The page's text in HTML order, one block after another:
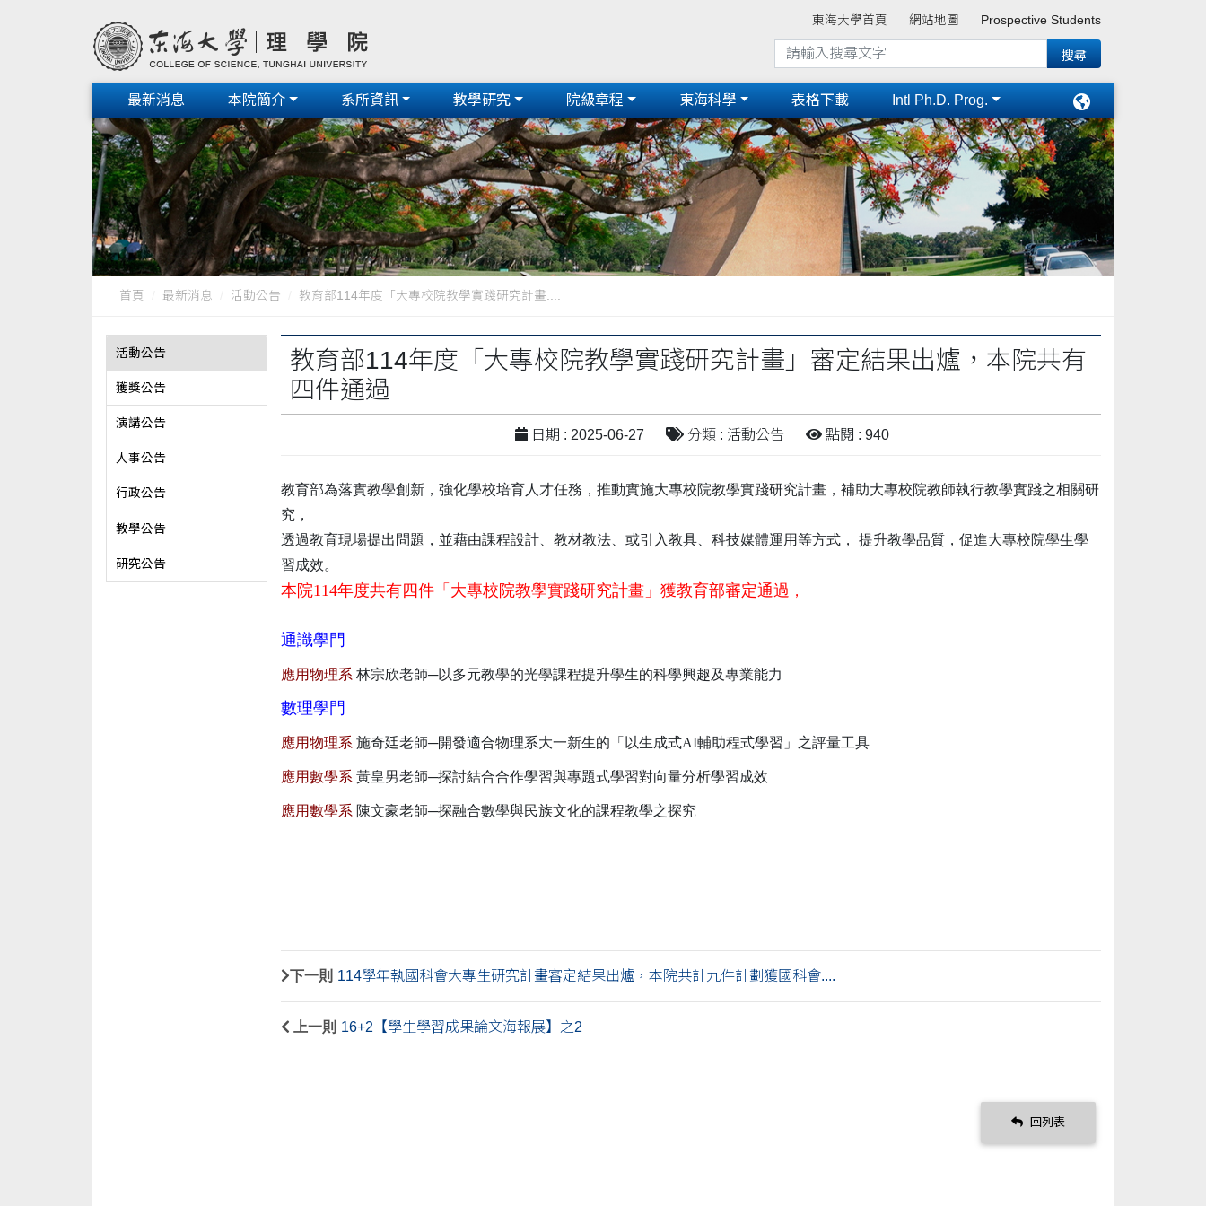
東海大學首頁 網站地圖 Prospective Students
最新消息 本院簡介 系所資訊 教學研究 院級章程 東海科學 表格下載 Intl Ph.D. Prog.
首頁 最新消息 活動公告 教育部114年度「大專校院教學實踐研究計畫....
活動公告
獲獎公告
演講公告
人事公告
行政公告
教學公告
研究公告
教育部114年度「大專校院教學實踐研究計畫」審定結果出爐，本院共有
四件通過
日期 : 2025-06-27 分類 : 活動公告 點閱 : 940
教育部為落實教學創新，強化學校培育人才任務，推動實施大專校院教學實踐研究計畫，補助大專校院教師執行教學實踐之相關研
究，
透過教育現場提出問題，並藉由課程設計、教材教法、或引入教具、科技媒體運用等方式， 提升教學品質，促進大專校院學生學
習成效。
本院114年度共有四件「大專校院教學實踐研究計畫」獲教育部審定通過 ，
通識學門
應用物理系 林宗欣老師─以多元教學的光學課程提升學生的科學興趣及專業能力
數理學門
應用物理系 施奇廷老師─開發適合物理系大一新生的「以生成式AI輔助程式學習」之評量工具
應用數學系 黃皇男老師─探討結合合作學習與專題式學習對向量分析學習成效
應用數學系 陳文豪老師─探融合數學與民族文化的課程教學之探究
下一則 114學年執國科會大專生研究計畫審定結果出爐，本院共計九件計劃獲國科會....
上一則 16+2【學生學習成果論文海報展】之2
回列表